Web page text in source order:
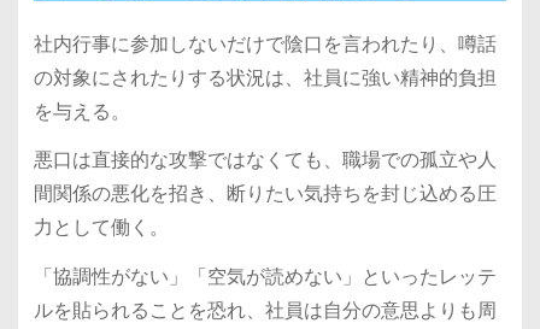
社内行事に参加しないだけで陰口を言われたり、噂話
の対象にされたりする状況は、社員に強い精神的負担
を与える。
悪口は直接的な攻撃ではなくても、職場での孤立や人
間関係の悪化を招き、断りたい気持ちを封じ込める圧
力として働く。
「協調性がない」「空気が読めない」といったレッテ
ルを貼られることを恐れ、社員は自分の意思よりも周